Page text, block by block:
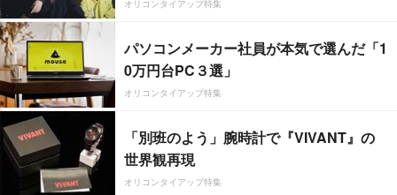
オリコンタイアップ特集
パソコンメーカー社員が本気で選んだ「1
0万円台PC３選」
オリコンタイアップ特集
「別班のよう」腕時計で『VIVANT』の
世界観再現
オリコンタイアップ特集